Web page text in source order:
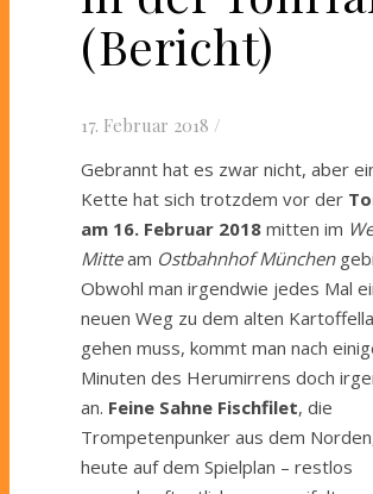
(Bericht)
17. Februar 2018 /
Gebrannt hat es zwar nicht, aber
Kette hat sich trotzdem vor der
am 16. Februar 2018 mitten im
Mitteam Ostbahnhof München
Obwohl man irgendwie jedes Mal
neuen Weg zu dem alten
gehen muss, kommt man nach
Minuten des Herumirrens doch
an. Feine Sahne Fischfilet, die
Trompetenpunker aus dem
heute auf dem Spielplan – restlos